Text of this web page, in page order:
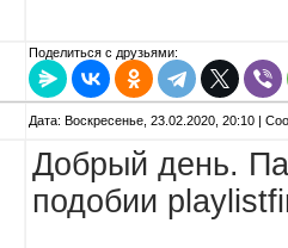
Поделиться с друзьями:
Дата: Воскресенье, 23.02.2020, 20:10 |
Добрый день.
подобии